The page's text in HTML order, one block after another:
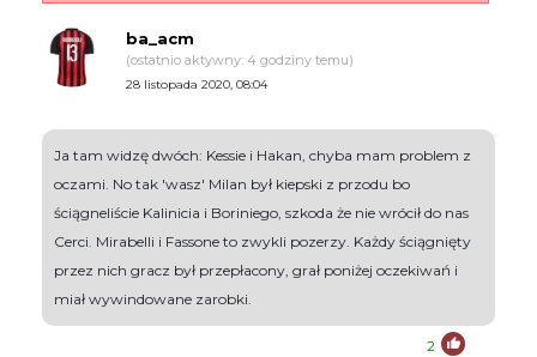
ba_acm
(ostatnio aktywny: 4 godziny temu)
28 listopada 2020, 08:04
Ja tam widzę dwóch: Kessie i Hakan, chyba mam problem z
oczami. No tak 'wasz' Milan był kiepski z przodu bo
ściągneliście Kalinicia i Boriniego, szkoda że nie wrócił do nas
Cerci. Mirabelli i Fassone to zwykli pozerzy. Każdy ściągnięty
przez nich gracz był przepłacony, grał poniżej oczekiwań i
miał wywindowane zarobki.
2